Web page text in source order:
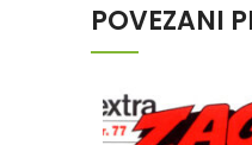
POVEZANI